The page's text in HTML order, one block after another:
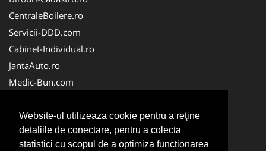
Website-ul utilizeaza cookie pentru a reţine
detaliile de conectare, pentru a colecta
statistici cu scopul de a optimiza functionarea
CentraleBoilere.ro
Servicii-DDD.com
Cabinet-Individual.ro
JantaAuto.ro
Medic-Bun.com
Apicultorul.com
CentruInchirieri.ro
Oftalmologul.ro